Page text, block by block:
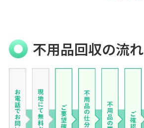
不用品回収の流れ